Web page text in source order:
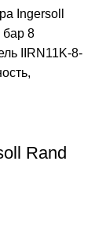
Ingersoll
8
IIRN11K-8-
Rand